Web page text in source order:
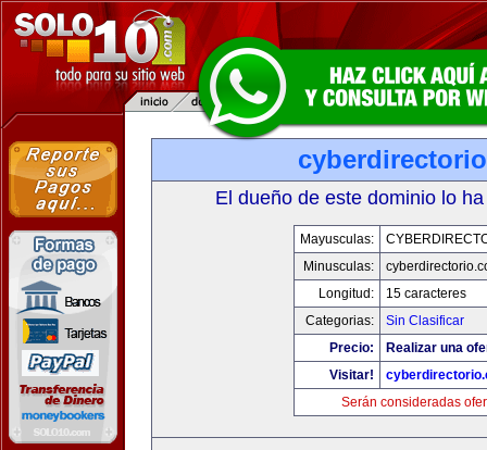
El dueño de este dominio lo
Mayusculas:
Minusculas:
Longitud:
15 caracteres
Categorias:
Sin Clasificar
Precio:
Realizar una
Visitar!
Serán consideradas